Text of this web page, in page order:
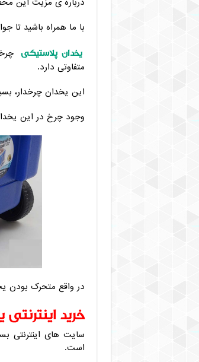
با ما همراه باشید تا
یخدان پلاستیکی
متفاوتی دارد.
این یخدان چرخدار،
وجود چرخ در این
در واقع متحرک بودن
خرید
سایت های اینترنتی
است.